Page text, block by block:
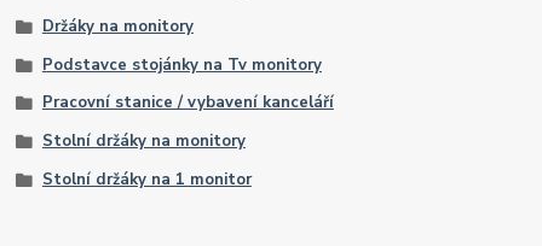
Držáky na monitory
Podstavce stojánky na Tv monitory
Pracovní stanice / vybavení kanceláří
Stolní držáky na monitory
Stolní držáky na 1 monitor